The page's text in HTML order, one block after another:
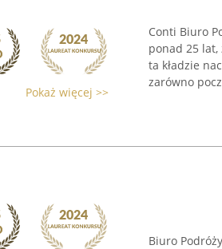
Pokaż więcej >>
Conti Biuro
ponad 25
ta kładzie
zarówno
Biuro